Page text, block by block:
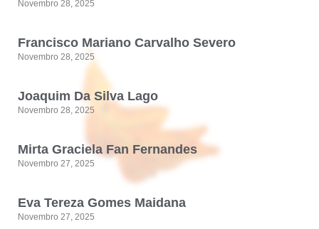
Novembro 28, 2025
Francisco Mariano Carvalho Severo
Novembro 28, 2025
Joaquim Da Silva Lago
Novembro 28, 2025
Mirta Graciela Fan Fernandes
Novembro 27, 2025
Eva Tereza Gomes Maidana
Novembro 27, 2025